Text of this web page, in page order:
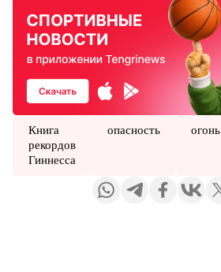
Книга
рекордов
Гиннесса
опасность огонь